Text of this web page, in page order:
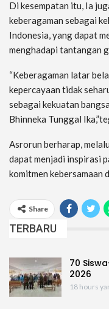
Di kesempatan itu, Ia
keberagaman sebagai
Indonesia, yang dapat
menghadapi tantangan
“Keberagaman latar
kepercayaan tidak
sebagai kekuatan
Bhinneka Tunggal
Asrorun berharap,
dapat menjadi inspirasi
komitmen kebersamaan
Share
TERBARU
70
2026
18 hours